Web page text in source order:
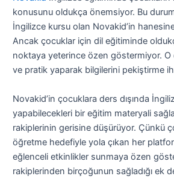
konusunu oldukça önemsiyor. Bu
İngilizce kursu olan Novakid’in
Ancak çocuklar için dil eğitiminde
noktaya yeterince özen göstermiyor. O
ve pratik yaparak bilgilerini pekiştirme
Novakid’in çocuklara ders dışında
yapabilecekleri bir eğitim materyali
rakiplerinin gerisine düşürüyor. Çünkü
öğretme hedefiyle yola çıkan her
eğlenceli etkinlikler sunmaya özen
rakiplerinden birçoğunun sağladığı ek